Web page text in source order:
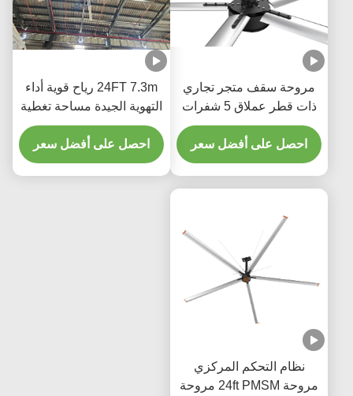
مروحة سقف متجر تجاري
ذات قطر عملاق 5 شفرات
مروحة HVLS 40dB
احصل على أفضل سعر
24FT 7.3m رياح قوية أداء
التهوية الجيدة مساحة تغطية
كبيرة HVls مروحة
احصل على أفضل سعر
نظام التحكم المركزي
مروحة 24ft PMSM مروحة